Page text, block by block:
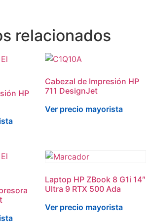
relacionados
HP
Cabezal de Impresión HP
711 DesignJet
Ver precio mayorista
Laptop HP ZBook 8 G1i 14″
Ultra 9 RTX 500 Ada
Ver precio mayorista